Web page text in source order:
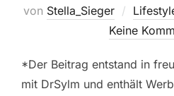
von Stella_Sieger
Keine
*Der Beitrag entstand in
mit DrSylm und enthält